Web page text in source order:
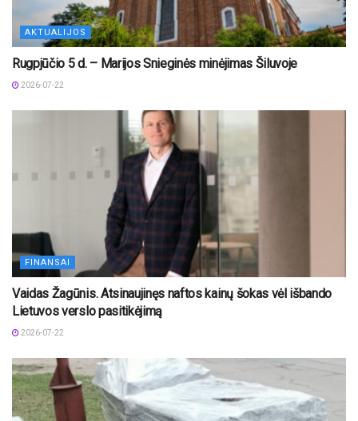
AKTUALIJOS
Rugpjūčio 5 d. – Marijos Snieginės minėjimas Šiluvoje
2026-07-22
FINANSAI
Vaidas Žagūnis. Atsinaujinęs naftos kainų šokas vėl išbando
Lietuvos verslo pasitikėjimą
2026-07-22